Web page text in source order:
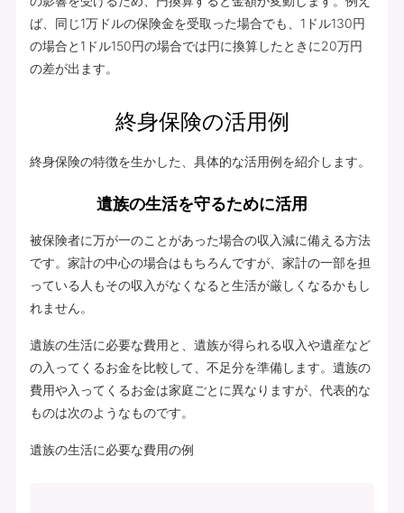
ば、同じ1万ドルの保険金を受取った場合でも、1ドル130円
の場合と1ドル150円の場合では円に換算したときに20万円
の差が出ます。
終身保険の活用例
終身保険の特徴を生かした、具体的な活用例を紹介します。
遺族の生活を守るために活用
被保険者に万が一のことがあった場合の収入減に備える方法
です。家計の中心の場合はもちろんですが、家計の一部を担
っている人もその収入がなくなると生活が厳しくなるかもし
れません。
遺族の生活に必要な費用と、遺族が得られる収入や遺産など
の入ってくるお金を比較して、不足分を準備します。遺族の
費用や入ってくるお金は家庭ごとに異なりますが、代表的な
ものは次のようなものです。
遺族の生活に必要な費用の例